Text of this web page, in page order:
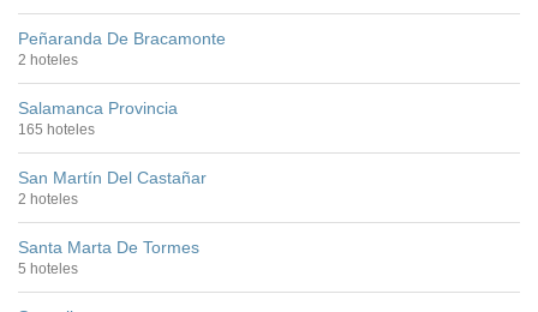
Peñaranda De Bracamonte
2 hoteles
Salamanca Provincia
165 hoteles
San Martín Del Castañar
2 hoteles
Santa Marta De Tormes
5 hoteles